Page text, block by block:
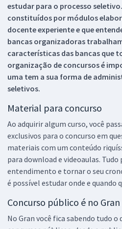
estudar para o processo
constituídos por módulos
docente experiente e que
bancas organizadoras
características das bancas que
organização de concursos é
uma tem a sua forma de
seletivos.
Material para concurso
Ao adquirir algum curso, você
exclusivos para o concurso em
materiais com um conteúdo
para download e videoaulas.
entendimento e tornar o seu
é possível estudar onde e quando
Concurso público é no Gran
No Gran você fica sabendo tudo o